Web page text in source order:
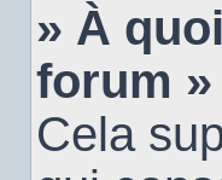
» À
forum »
Cela